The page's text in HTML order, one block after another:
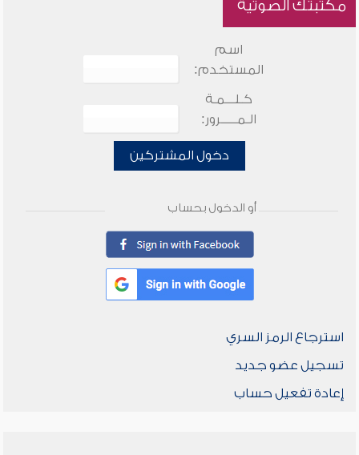
مكتبتك الصوتية
اسم
المستخدم:
كـلـــمـة
الـمـــــرور:
دخول المشتركين
أو الدخول بحساب
استرجاع الرمز السري
تسجيل عضو جديد
إعادة تفعيل حساب